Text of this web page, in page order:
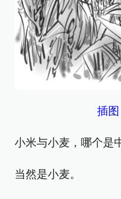
插
小米与小麦，哪个是
当然是小麦。